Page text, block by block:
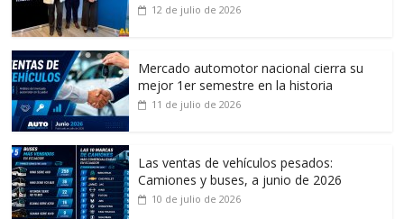
12 de julio de 2026
Mercado automotor nacional cierra su
mejor 1er semestre en la historia
11 de julio de 2026
Las ventas de vehículos pesados:
Camiones y buses, a junio de 2026
10 de julio de 2026